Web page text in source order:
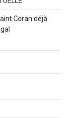
Coran déjà